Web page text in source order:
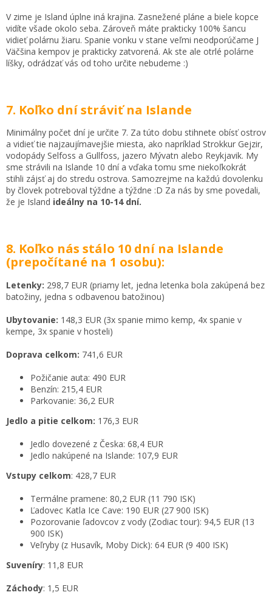
V zime je Island úplne iná krajina. Zasnežené pláne a biele kopce
vidíte všade okolo seba. Zároveň máte prakticky 100% šancu
vidieť polárnu žiaru. Spanie vonku v stane veľmi neodporúčame J
Väčšina kempov je prakticky zatvorená. Ak ste ale otrlé polárne
líšky, odrádzať vás od toho určite nebudeme :)
7. Koľko dní stráviť na Islande
Minimálny počet dní je určite 7. Za túto dobu stihnete obísť ostrov
a vidieť tie najzaujímavejšie miesta, ako napríklad Strokkur Gejzir,
vodopády Selfoss a Gullfoss, jazero Mývatn alebo Reykjavik. My
sme strávili na Islande 10 dní a vďaka tomu sme niekoľkokrát
stihli zájsť aj do stredu ostrova. Samozrejme na každú dovolenku
by človek potreboval týždne a týždne :D Za nás by sme povedali,
že je Island ideálny na 10-14 dní.
8. Koľko nás stálo 10 dní na Islande
(prepočítané na 1 osobu):
Letenky: 298,7 EUR (priamy let, jedna letenka bola zakúpená bez
batožiny, jedna s odbavenou batožinou)
Ubytovanie: 148,3 EUR (3x spanie mimo kemp, 4x spanie v
kempe, 3x spanie v hosteli)
Doprava celkom: 741,6 EUR
Požičanie auta: 490 EUR
Benzín: 215,4 EUR
Parkovanie: 36,2 EUR
Jedlo a pitie celkom: 176,3 EUR
Jedlo dovezené z Česka: 68,4 EUR
Jedlo nakúpené na Islande: 107,9 EUR
Vstupy celkom: 428,7 EUR
Termálne pramene: 80,2 EUR (11 790 ISK)
Ľadovec Katla Ice Cave: 190 EUR (27 900 ISK)
Pozorovanie ľadovcov z vody (Zodiac tour): 94,5 EUR (13
900 ISK)
Veľryby (z Husavík, Moby Dick): 64 EUR (9 400 ISK)
Suveníry: 11,8 EUR
Záchody: 1,5 EUR